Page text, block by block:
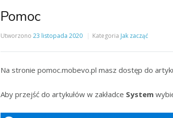
Pomoc
Utworzono 23 listopada 2020 Kategoria Jak zacząć
Na stronie pomoc.mobevo.pl masz dostęp do
Aby przejść do artykułów w zakładce System